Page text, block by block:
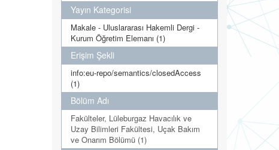
Yayın Kategorisi
Makale - Uluslararası Hakemli Dergi -
Kurum Öğretim Elemanı (1)
Erişim Şekli
info:eu-repo/semantics/closedAccess
(1)
Bölüm Adı
Fakülteler, Lüleburgaz Havacılık ve
Uzay Bilimleri Fakültesi, Uçak Bakım
ve Onarım Bölümü (1)